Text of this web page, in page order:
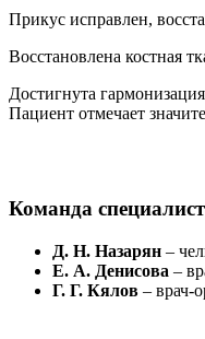
Прикус исправлен,
Восстановлена костная
Достигнута
Пациент отмечает
Команда
Д. Н. Назарян –
Е. А. Денисова –
Г. Г. Кялов – врач-